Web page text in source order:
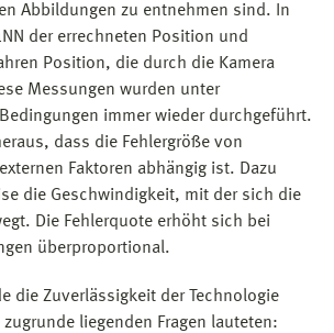
Abbildungen zu entnehmen sind. In
der errechneten Position und
Position, die durch die Kamera
Messungen wurden unter
immer wieder durchgeführt.
dass die Fehlergröße von
Faktoren abhängig ist. Dazu
die Geschwindigkeit, mit der sich die
Die Fehlerquote erhöht sich bei
überproportional.
die Zuverlässigkeit der Technologie
liegenden Fragen lauteten: